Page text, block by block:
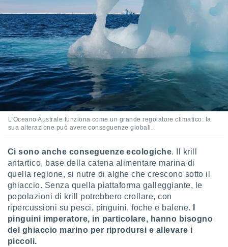
L’Oceano Australe funziona come un grande regolatore climatico: la
sua alterazione può avere conseguenze globali.
Ci sono anche conseguenze ecologiche. Il krill
antartico, base della catena alimentare marina di
quella regione, si nutre di alghe che crescono sotto il
ghiaccio. Senza quella piattaforma galleggiante, le
popolazioni di krill potrebbero crollare, con
ripercussioni su pesci, pinguini, foche e balene.
pinguini imperatore, in particolare, hanno bisogno
del ghiaccio marino per riprodursi e allevare i
piccoli.